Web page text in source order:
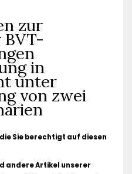
zur
BVT-
in
unter
von zwei
Sie berechtigt auf diesen
andere Artikel unserer